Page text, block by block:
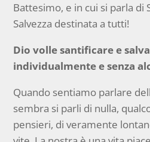
Battesimo, e in cui si parla di
Salvezza destinata a tutti!
Dio volle santificare e
individualmente e senza
Quando sentiamo parlare
sembra si parli di nulla,
pensieri, di veramente